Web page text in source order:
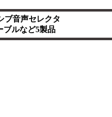
ブ音声セレクタ
ブルなど5製品